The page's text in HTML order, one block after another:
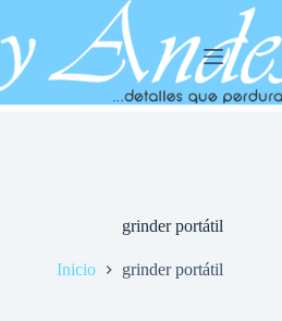
grinder portátil
Inicio grinder portátil